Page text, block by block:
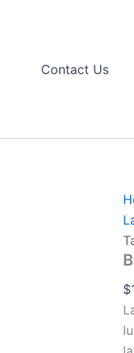
Contact Us
$